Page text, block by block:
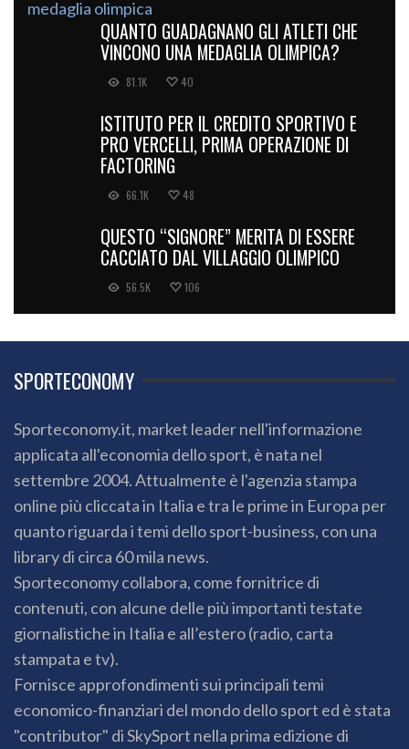
QUANTO GUADAGNANO GLI ATLETI CHE
VINCONO UNA MEDAGLIA OLIMPICA?
81.1K 40
ISTITUTO PER IL CREDITO SPORTIVO E
PRO VERCELLI, PRIMA OPERAZIONE DI
FACTORING
66.1K 48
QUESTO “SIGNORE” MERITA DI ESSERE
CACCIATO DAL VILLAGGIO OLIMPICO
56.5K 106
SPORTECONOMY
Sporteconomy.it, market leader nell'informazione
applicata all'economia dello sport, è nata nel
settembre 2004. Attualmente è l'agenzia stampa
online più cliccata in Italia e tra le prime in Europa per
quanto riguarda i temi dello sport-business, con una
library di circa 60 mila news.
Sporteconomy collabora, come fornitrice di
contenuti, con alcune delle più importanti testate
giornalistiche in Italia e all’estero (radio, carta
stampata e tv).
Fornisce approfondimenti sui principali temi
economico-finanziari del mondo dello sport ed è stata
"contributor" di SkySport nella prima edizione di